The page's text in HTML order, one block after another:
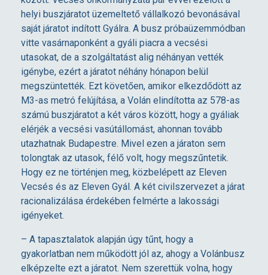
a
t
k
ö
z
l
e
k
helyi buszjáratot üzemeltető vállalkozó bevonásával
saját járatot indított Gyálra. A busz próbaüzemmódban
vitte vasárnaponként a gyáli piacra a vecsési
utasokat, de a szolgáltatást alig néhányan vették
igénybe, ezért a járatot néhány hónapon belül
megszüntették. Ezt követően, amikor elkezdődött az
M3-as metró felújítása, a Volán elindította az 578-as
számú buszjáratot a két város között, hogy a gyáliak
elérjék a vecsési vasútállomást, ahonnan tovább
utazhatnak Budapestre. Mivel ezen a járaton sem
tolongtak az utasok, félő volt, hogy megszűntetik.
Hogy ez ne történjen meg, közbelépett az Eleven
Vecsés és az Eleven Gyál. A két civilszervezet a járat
racionalizálása érdekében felmérte a lakossági
igényeket.
– A tapasztalatok alapján úgy tűnt, hogy a
gyakorlatban nem működött jól az, ahogy a Volánbusz
elképzelte ezt a járatot. Nem szerettük volna, hogy